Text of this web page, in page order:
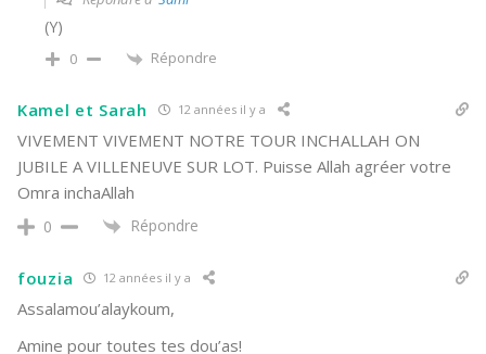
(Y)
0 Répondre
Kamel et Sarah 12 années il y a
VIVEMENT VIVEMENT NOTRE TOUR INCHALLAH ON
JUBILE A VILLENEUVE SUR LOT. Puisse Allah agréer votre
Omra inchaAllah
0 Répondre
fouzia 12 années il y a
Assalamou’alaykoum,
Amine pour toutes tes dou’as!